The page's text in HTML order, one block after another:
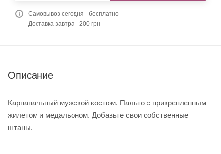
Самовывоз сегодня - бесплатно
Доставка завтра - 200 грн
Описание
Карнавальный мужской костюм. Пальто с прикрепленным
жилетом и медальоном. Добавьте свои собственные
штаны.